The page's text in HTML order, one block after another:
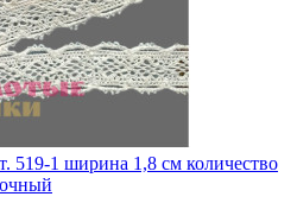
519-1 ширина 1,8 см количество